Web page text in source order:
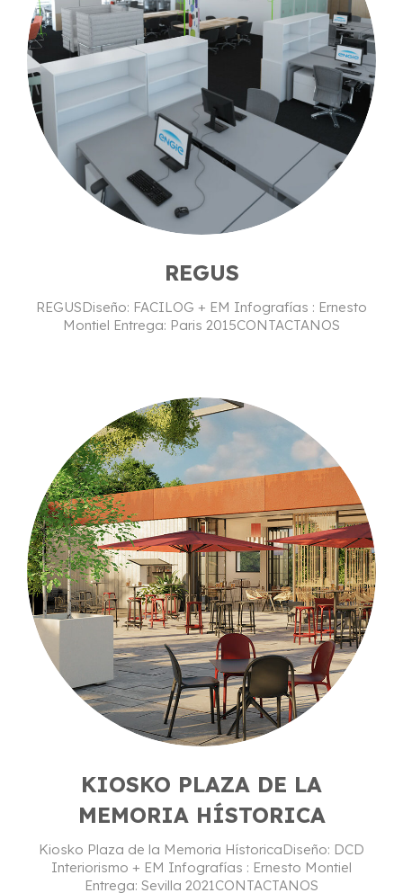
REGUS
REGUSDiseño: FACILOG + EM Infografías : Ernesto
Montiel Entrega: Paris 2015CONTACTANOS
KIOSKO PLAZA DE LA
MEMORIA HÍSTORICA
Kiosko Plaza de la Memoria HístoricaDiseño: DCD
Interiorismo + EM Infografías : Ernesto Montiel
Entrega: Sevilla 2021CONTACTANOS